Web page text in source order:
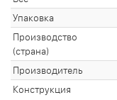
Упаковка
Производство
(страна)
Производитель
Конструкция